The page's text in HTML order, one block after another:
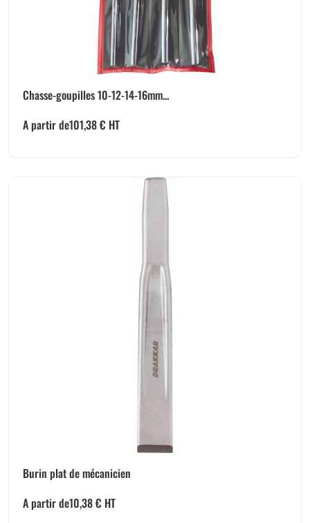
Chasse-goupilles 10-12-14-16mm...
A partir de101,38€ HT
Burin plat de mécanicien
A partir de10,38€ HT